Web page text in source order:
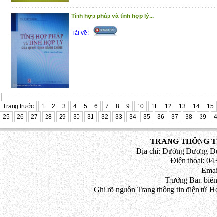
Tính hợp pháp và tình hợp lý...
Tải về:
Trang trước 1 2 3 4 5 6 7 8 9 10 11 12 13 14
15
25
26 27 28 29 30 31 32 33 34 35 36 37 38 39
TRANG THÔNG
Địa chỉ: Đường Dương
Điện thoại:
Trưởng Ban
Ghi rõ nguồn Trang thông tin điện tử